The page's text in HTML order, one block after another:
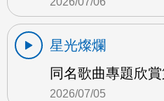
星光燦爛
同名歌曲專題欣
2026/07/05